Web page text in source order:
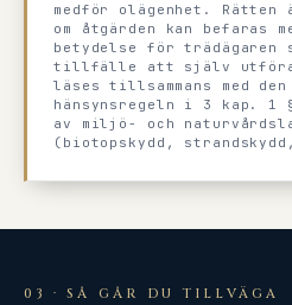
medför olägenhet.
om åtgärden kan befaras
betydelse för trädägaren
tillfälle att själv utföra
läses tillsammans med den
hänsynsregeln i 3 kap. 1
av miljö- och
(biotopskydd,
03 · SÅ GÅR DU TILLVÄGA